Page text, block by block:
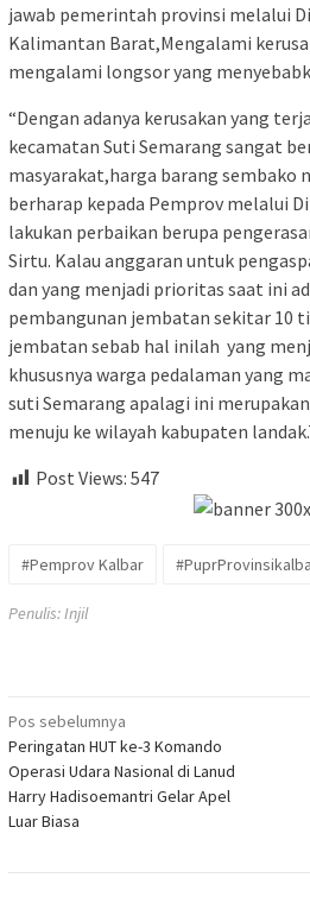
jawab pemerintah provinsi melalui
Kalimantan Barat,Mengalami
mengalami longsor yang
“Dengan adanya kerusakan yang
kecamatan Suti Semarang sangat
masyarakat,harga barang sembako
berharap kepada Pemprov melalui
lakukan perbaikan berupa
Sirtu. Kalau anggaran untuk
dan yang menjadi prioritas saat ini
pembangunan jembatan sekitar 10
jembatan sebab hal inilah yang
khususnya warga pedalaman yang
suti Semarang apalagi ini
menuju ke wilayah kabupaten
Post Views: 547
#Pemprov Kalbar
Penulis: Injil
Navigasi
pos
Pos sebelumnya
Peringatan HUT ke-3 Komando
Operasi Udara Nasional di Lanud
Harry Hadisoemantri Gelar Apel
Luar Biasa